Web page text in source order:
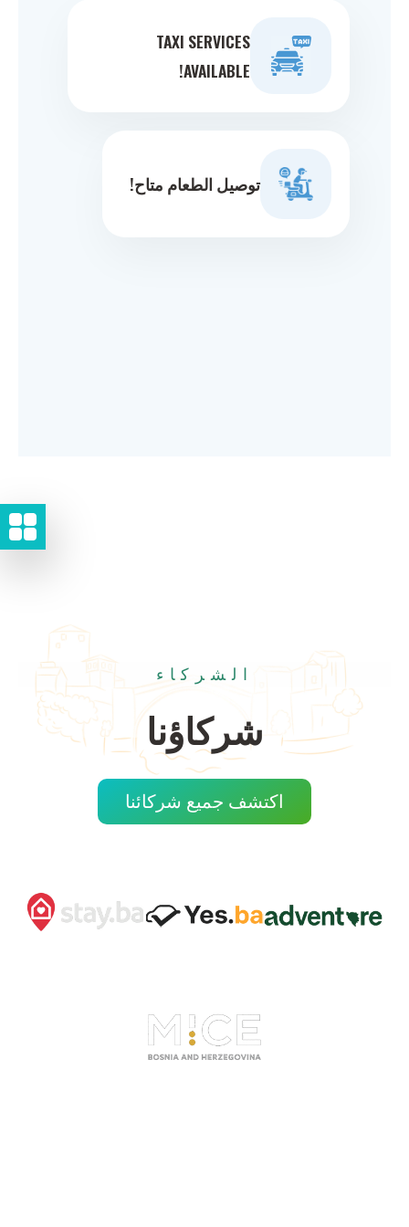
TAXI SERVICES
AVAILABLE!
توصيل الطعام متاح!
الشركاء
شركاؤنا
اكتشف جميع شركائنا